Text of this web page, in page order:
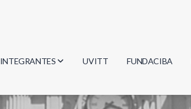
INTEGRANTES
Investigadores
UVITT FUNDACIBA